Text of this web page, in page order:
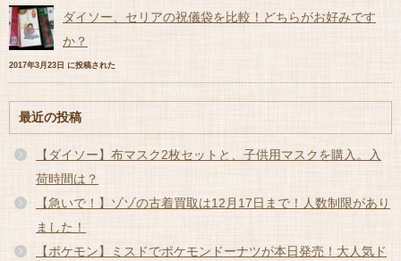
ダイソー、セリアの祝儀袋を比較！どちらがお好みです
か？
2017年3月23日 に投稿された
最近の投稿
【ダイソー】布マスク2枚セットと、子供用マスクを購入。入
荷時間は？
【急いで！】ゾゾの古着買取は12月17日まで！人数制限があり
ました！
【ポケモン】ミスドでポケモンドーナツが本日発売！大人気ド